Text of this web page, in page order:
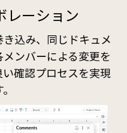
レーション
込み、同じドキュメ
ンバーによる変更を
確認プロセスを実現